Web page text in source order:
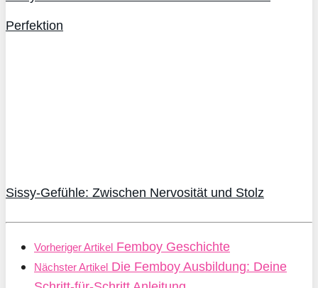
Perfektion
Sissy-Gefühle: Zwischen Nervosität und Stolz
Vorheriger Artikel Femboy Geschichte
Nächster Artikel Die Femboy Ausbildung: Deine